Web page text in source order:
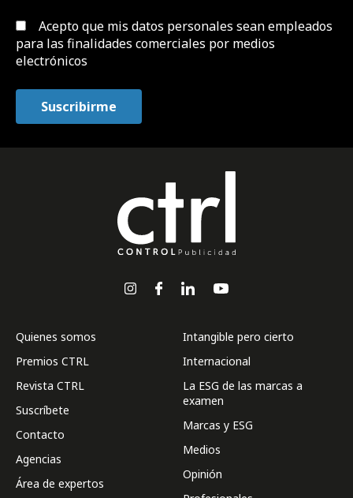
Acepto que mis datos personales sean empleados
para las finalidades comerciales por medios
electrónicos
Quienes somos
Premios CTRL
Revista CTRL
Suscríbete
Contacto
Agencias
Área de expertos
Intangible pero cierto
Internacional
La ESG de las marcas a
examen
Marcas y ESG
Medios
Opinión